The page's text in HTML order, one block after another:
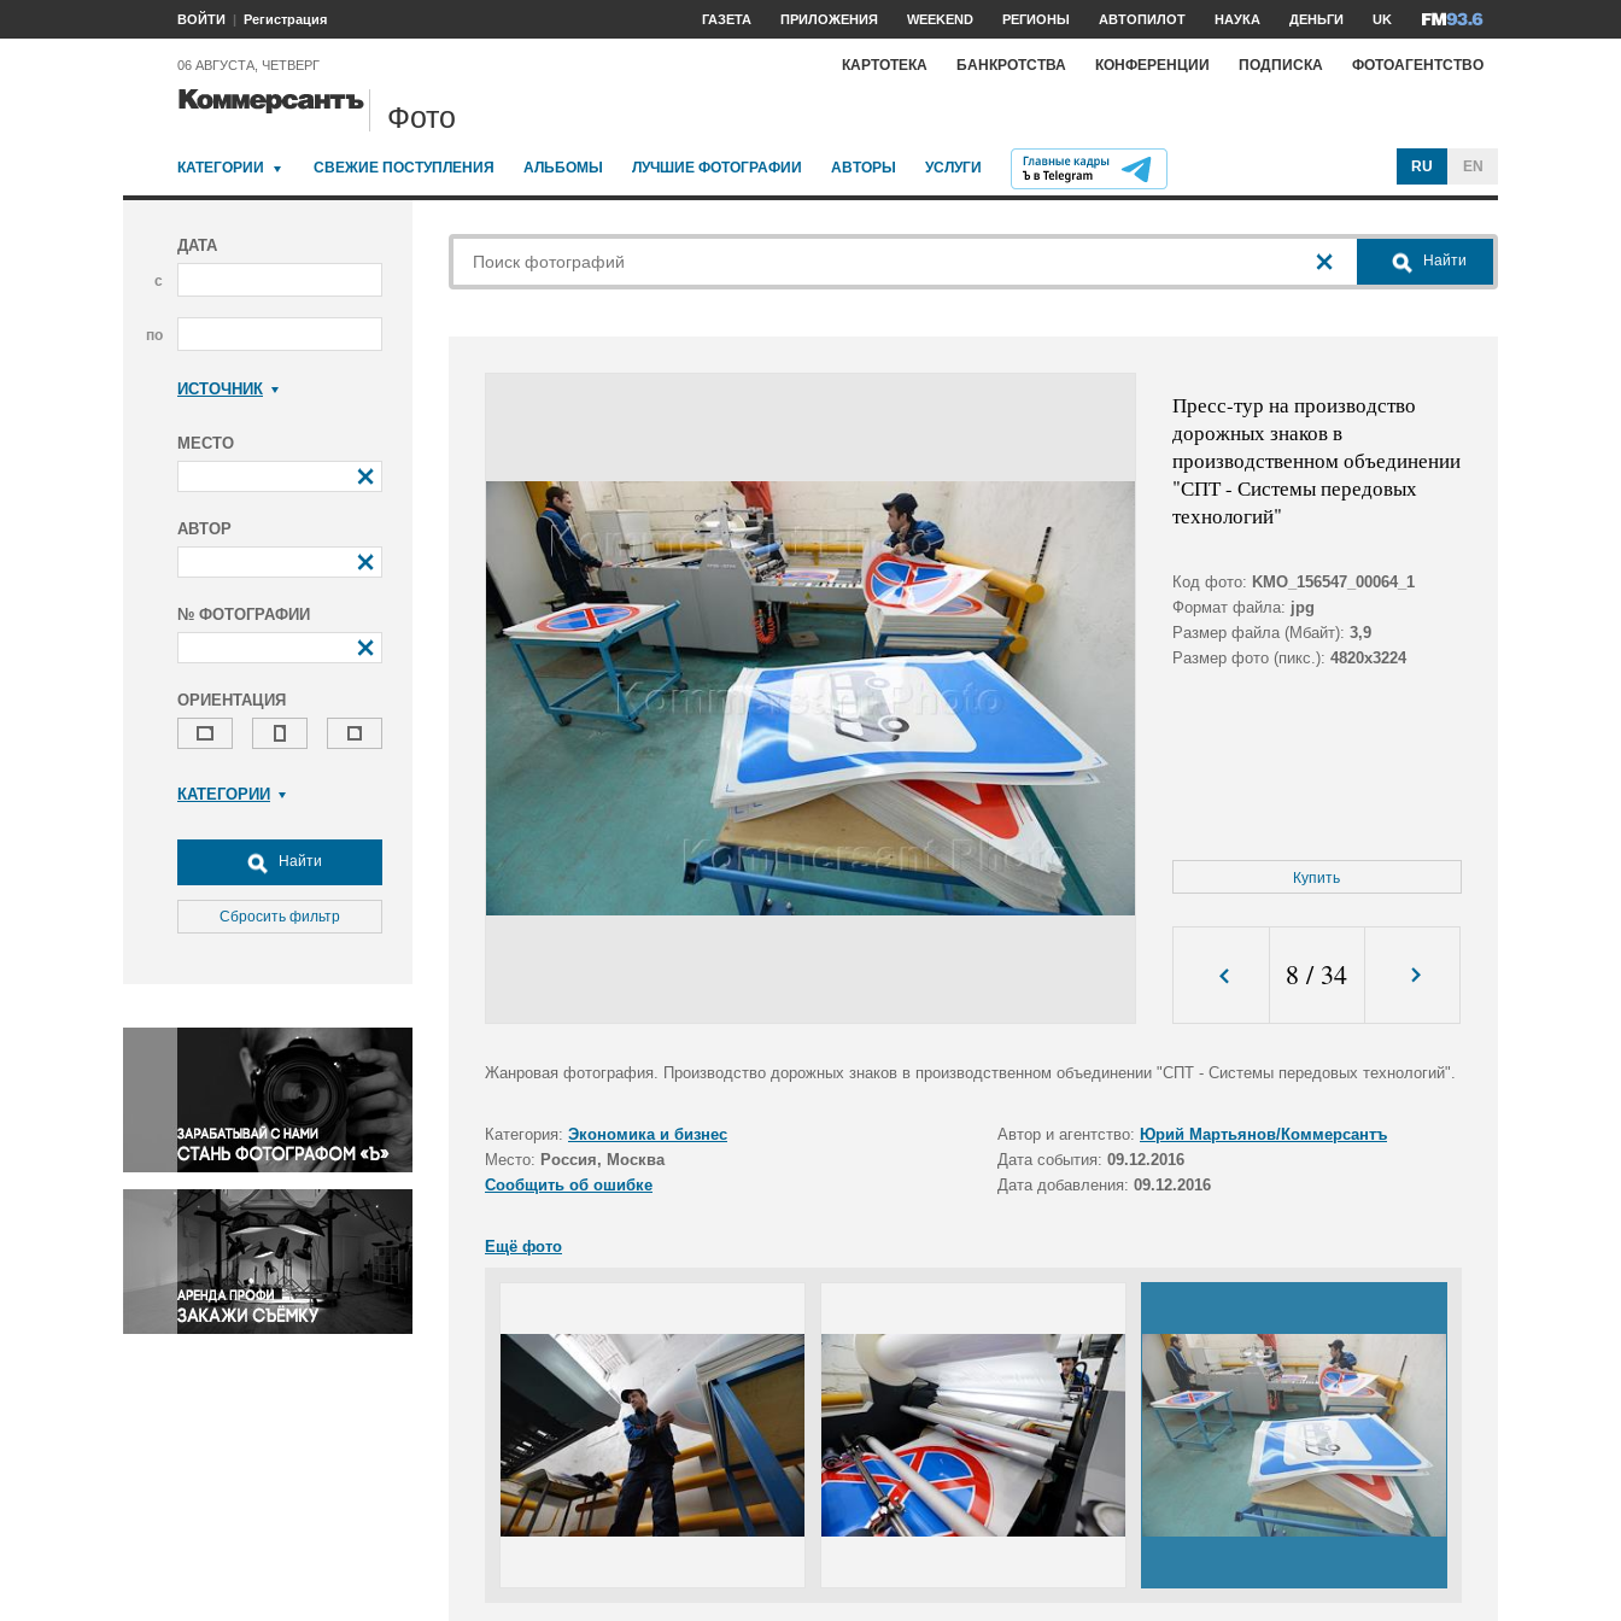
ВОЙТИ Регистрация ГАЗЕТА ПРИЛОЖЕНИЯ WEEKEND РЕГИОНЫ АВТОПИЛОТ НАУКА ДЕНЬГИ UK
06 АВГУСТА, ЧЕТВЕРГ КАРТОТЕКА БАНКРОТСТВА КОНФЕРЕНЦИИ ПОДПИСКА ФОТОАГЕНТСТВО
Фото
КАТЕГОРИИ СВЕЖИЕ ПОСТУПЛЕНИЯ АЛЬБОМЫ ЛУЧШИЕ ФОТОГРАФИИ АВТОРЫ УСЛУГИ RU EN
ДАТА
с
по
ИСТОЧНИК
МЕСТО
АВТОР
№ ФОТОГРАФИИ
ОРИЕНТАЦИЯ
КАТЕГОРИИ
Досуг, туризм и отдых
Культура
Медицина
Окружающая среда
Политика
Правосудие
Происшествия и конфликты
Религия
Светская жизнь
Спорт
Экология
Экономика и бизнес
Найти
Сбросить фильтр
Найти
Пресс-тур на производство
дорожных знаков в
производственном объединении
"СПТ - Системы передовых
технологий"
Код фото: KMO_156547_00064_1
Формат файла: jpg
Размер файла (Мбайт): 3,9
Размер фото (пикс.): 4820x3224
Купить
8 / 34
Жанровая фотография. Производство дорожных знаков в производственном объединении "СПТ - Системы передовых технологий".
Категория: Экономика и бизнес Автор и агентство: Юрий Мартьянов/Коммерсантъ
Место: Россия, Москва Дата события: 09.12.2016
Сообщить об ошибке
Дата добавления: 09.12.2016
Ещё фото